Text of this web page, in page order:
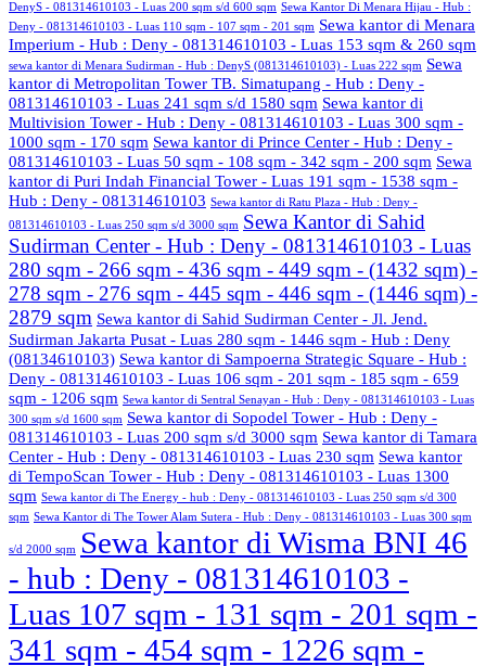
DenyS - 081314610103 - Luas 200 sqm s/d 600 sqm Sewa Kantor Di Menara Hijau - Hub :
Deny - 081314610103 - Luas 110 sqm - 107 sqm - 201 sqm Sewa kantor di Menara
Imperium - Hub : Deny - 081314610103 - Luas 153 sqm & 260 sqm
sewa kantor di Menara Sudirman - Hub : DenyS (081314610103) - Luas 222 sqm Sewa
kantor di Metropolitan Tower TB. Simatupang - Hub : Deny -
081314610103 - Luas 241 sqm s/d 1580 sqm Sewa kantor di
Multivision Tower - Hub : Deny - 081314610103 - Luas 300 sqm -
1000 sqm - 170 sqm Sewa kantor di Prince Center - Hub : Deny -
081314610103 - Luas 50 sqm - 108 sqm - 342 sqm - 200 sqm Sewa
kantor di Puri Indah Financial Tower - Luas 191 sqm - 1538 sqm -
Hub : Deny - 081314610103 Sewa kantor di Ratu Plaza - Hub : Deny -
081314610103 - Luas 250 sqm s/d 3000 sqm Sewa Kantor di Sahid
Sudirman Center - Hub : Deny - 081314610103 - Luas
280 sqm - 266 sqm - 436 sqm - 449 sqm - (1432 sqm) -
278 sqm - 276 sqm - 445 sqm - 446 sqm - (1446 sqm) -
2879 sqm Sewa kantor di Sahid Sudirman Center - Jl. Jend.
Sudirman Jakarta Pusat - Luas 280 sqm - 1446 sqm - Hub : Deny
(08134610103) Sewa kantor di Sampoerna Strategic Square - Hub :
Deny - 081314610103 - Luas 106 sqm - 201 sqm - 185 sqm - 659
sqm - 1206 sqm Sewa kantor di Sentral Senayan - Hub : Deny - 081314610103 - Luas
300 sqm s/d 1600 sqm Sewa kantor di Sopodel Tower - Hub : Deny -
081314610103 - Luas 200 sqm s/d 3000 sqm Sewa kantor di Tamara
Center - Hub : Deny - 081314610103 - Luas 230 sqm Sewa kantor
di TempoScan Tower - Hub : Deny - 081314610103 - Luas 1300
sqm Sewa kantor di The Energy - hub : Deny - 081314610103 - Luas 250 sqm s/d 300
sqm Sewa Kantor di The Tower Alam Sutera - Hub : Deny - 081314610103 - Luas 300 sqm
s/d 2000 sqm
Sewa kantor di Wisma BNI 46
- hub : Deny - 081314610103 -
Luas 107 sqm - 131 sqm - 201 sqm -
341 sqm - 454 sqm - 1226 sqm -